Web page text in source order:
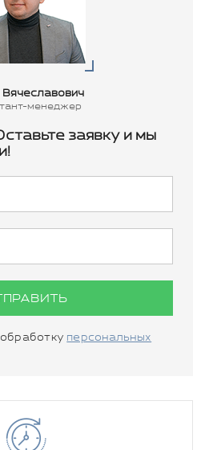
менеджер
заявку и мы
персональных